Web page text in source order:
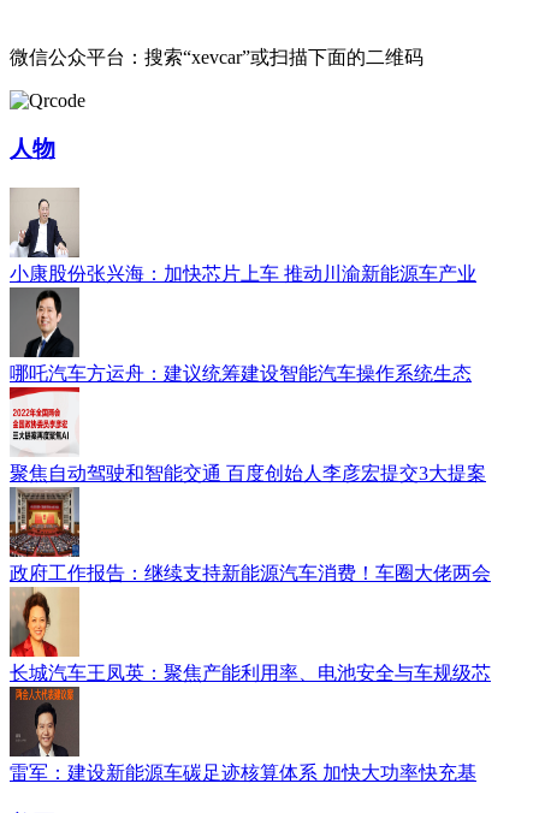
微信公众平台：搜索“xevcar”或扫描下面的二维码
人物
小康股份张兴海：加快芯片上车 推动川渝新能源车产业
哪吒汽车方运舟：建议统筹建设智能汽车操作系统生态
聚焦自动驾驶和智能交通 百度创始人李彦宏提交3大提案
政府工作报告：继续支持新能源汽车消费！车圈大佬两会
长城汽车王凤英：聚焦产能利用率、电池安全与车规级芯
雷军：建设新能源车碳足迹核算体系 加快大功率快充基